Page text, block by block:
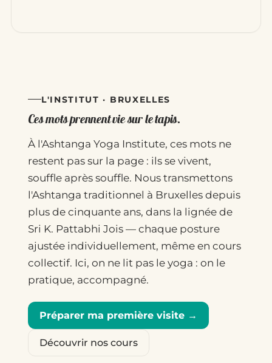
L'INSTITUT · BRUXELLES
Ces mots prennent vie sur le tapis.
À l'Ashtanga Yoga Institute, ces mots ne
restent pas sur la page : ils se vivent,
souffle après souffle. Nous transmettons
l'Ashtanga traditionnel à Bruxelles depuis
plus de cinquante ans, dans la lignée de
Sri K. Pattabhi Jois — chaque posture
ajustée individuellement, même en cours
collectif. Ici, on ne lit pas le yoga : on le
pratique, accompagné.
Préparer ma première visite →
Découvrir nos cours